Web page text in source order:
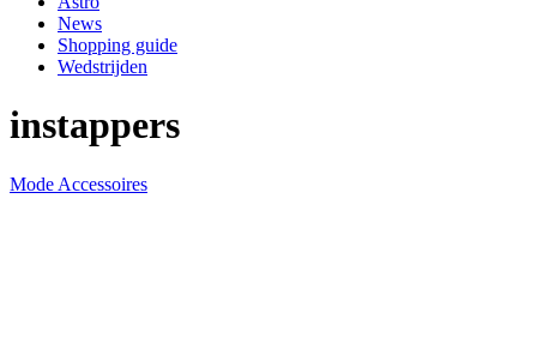
News
Shopping guide
Wedstrijden
instappers
Mode Accessoires